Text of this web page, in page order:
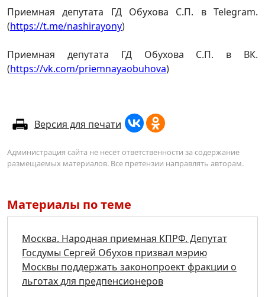
Приемная депутата ГД Обухова С.П. в Telegram.
(https://t.me/nashirayony)
Приемная депутата ГД Обухова С.П. в ВК.
(https://vk.com/priemnayaobuhova)
Версия для печати
Администрация сайта не несёт ответственности за содержание
размещаемых материалов. Все претензии направлять авторам.
Материалы по теме
Москва. Народная приемная КПРФ. Депутат
Госдумы Сергей Обухов призвал мэрию
Москвы поддержать законопроект фракции о
льготах для предпенсионеров